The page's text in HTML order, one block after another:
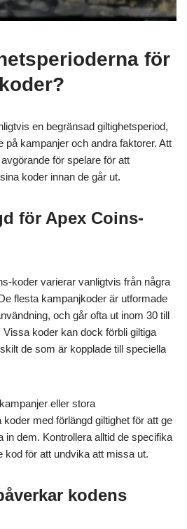
för
en begränsad giltighetsperiod,
på kampanjer och andra faktorer. Att
för spelare för att
koder innan de går ut.
för Apex Coins-
koder varierar vanligtvis från några
flesta kampanjkoder är utformade
och går ofta ut inom 30 till
koder kan dock förbli giltiga
de som är kopplade till speciella
eller stora
med förlängd giltighet för att ge
in dem. Kontrollera alltid de specifika
kod för att undvika att missa ut.
kodens